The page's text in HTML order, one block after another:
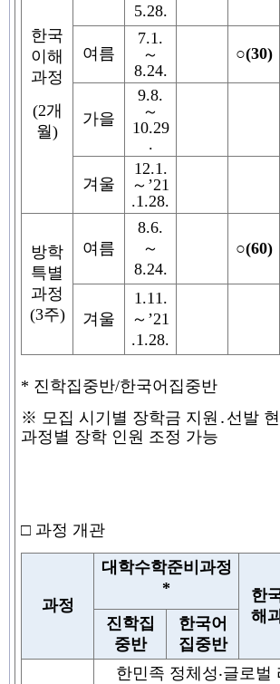
한국
이해
과정
(2개
월)
5.28.
여름
7.1.
～
8.24.
○(30)
가을
9.8.
～
10.29
.
겨울
12.1.
～ ’21
.1.28.
방학
특별
과정
(3주)
여름
8.6.
～
8.24.
○(60)
겨울
1.11.
～ ’21
.1.28.
* 진학집중반/한국어집중반
※ 모집 시기별 장학금 지원 ․ 선발
과정별 장학 인원 조정 가능
□ 과정 개관
과정
대학수학준비과정
*
한
해
진학집
중반
한국어
집중반
한민족 정체성‧글로벌